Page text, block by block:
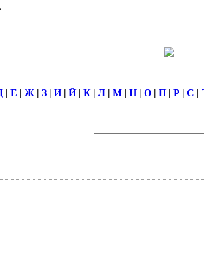
| Е | Ж | З | И| Й| К | Л | М | Н| О | П | Р | С |